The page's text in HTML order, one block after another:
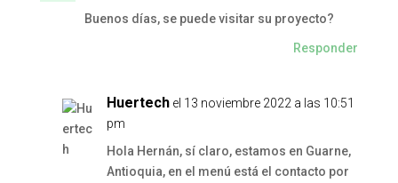
Buenos días, se puede visitar su proyecto?
Responder
Huertech el 13 noviembre 2022 a las 10:51
pm
Hola Hernán, sí claro, estamos en Guarne,
Antioquia, en el menú está el contacto por